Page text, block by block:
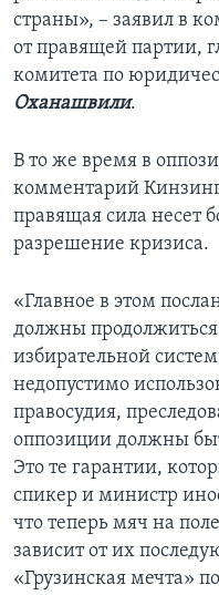
страны», – заявил в
от правящей партии,
комитета по
Оханашвили.
В то же время в
комментарий
правящая сила несет
разрешение кризиса.
«Главное в этом
должны продолжиться
избирательной
недопустимо
правосудия,
оппозиции должны
Это те гарантии,
спикер и министр
что теперь мяч на
зависит от их
«Грузинская мечта»